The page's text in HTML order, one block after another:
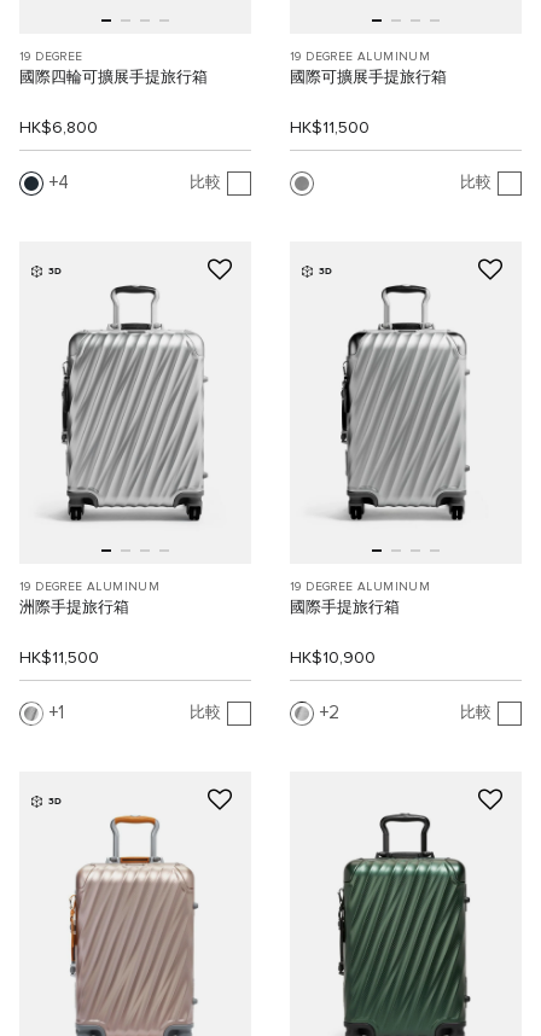
19 DEGREE
國際四輪可擴展手提旅行箱
HK$6,800
4 比較
19 DEGREE ALUMINUM
國際可擴展手提旅行箱
HK$11,500
比較
3D
19 DEGREE ALUMINUM
洲際手提旅行箱
HK$11,500
1 比較
3D
19 DEGREE ALUMINUM
國際手提旅行箱
HK$10,900
2 比較
3D